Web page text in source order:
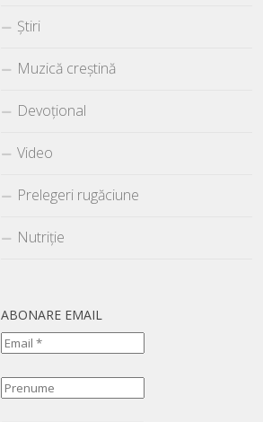
Știri
Muzică creștină
Devoțional
Video
Prelegeri rugăciune
Nutriție
ABONARE EMAIL